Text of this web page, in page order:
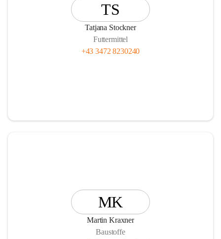
TS
Tatjana Stockner
Futtermittel
+43 3472 8230240
MK
Martin Kraxner
Baustoffe